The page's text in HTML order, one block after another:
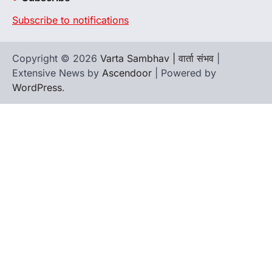
Subscribe to notifications
Copyright © 2026 Varta Sambhav | वार्ता संभव
Extensive News by Ascendoor | Powered by
WordPress.